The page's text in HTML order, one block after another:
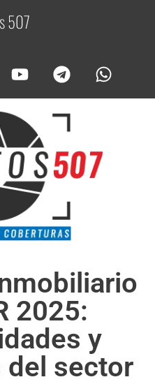
507C
2025:
y
del sector